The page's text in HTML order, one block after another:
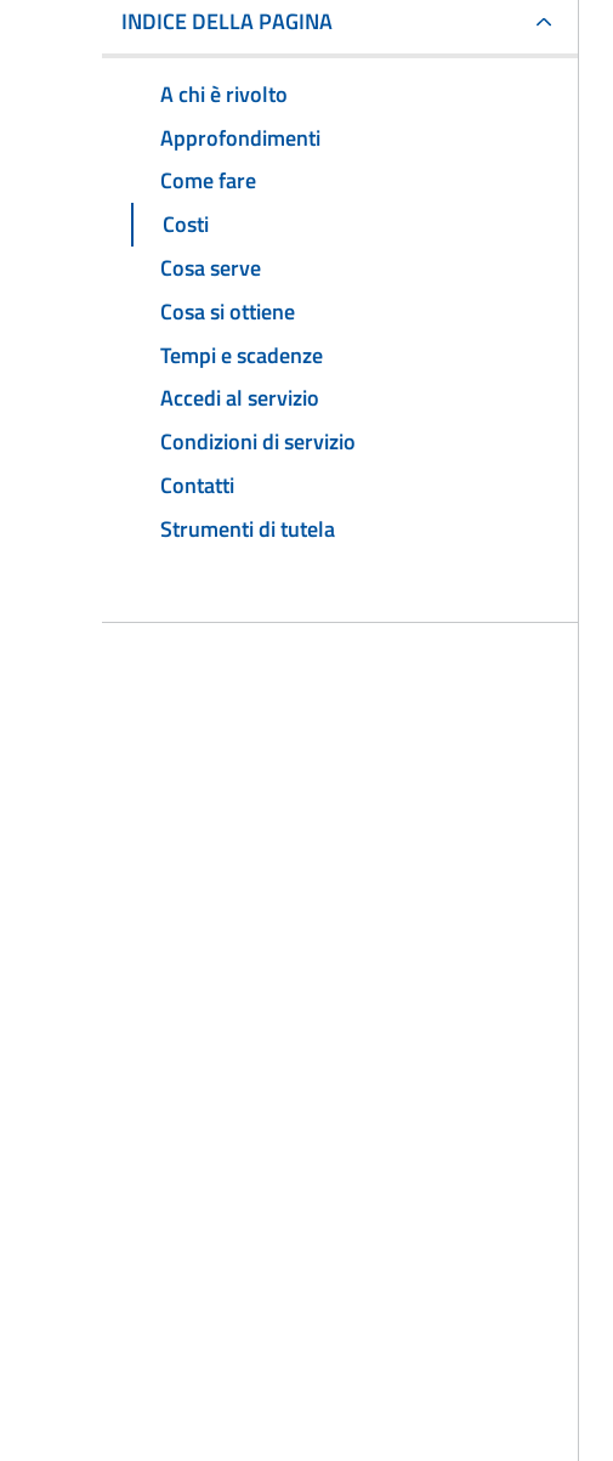
INDICE DELLA PAGINA
A chi è rivolto
Approfondimenti
Come fare
Costi
Cosa serve
Cosa si ottiene
Tempi e scadenze
Accedi al servizio
Condizioni di servizio
Contatti
Strumenti di tutela